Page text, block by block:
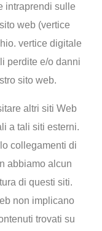
intraprendi sulle
web (vertice
vertice digitale
perdite e/o danni
sito web.
altri siti Web
a tali siti esterni.
collegamenti di
abbiamo alcun
di questi siti.
non implicano
trovati su